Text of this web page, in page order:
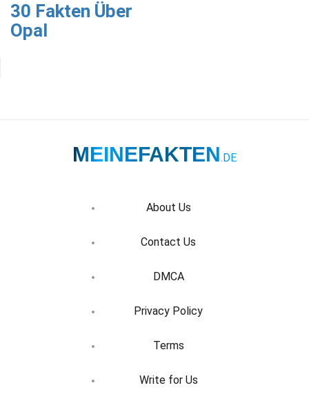
30 Fakten Über
Opal
MEINEFAKTEN.DE
About Us
Contact Us
DMCA
Privacy Policy
Terms
Write for Us